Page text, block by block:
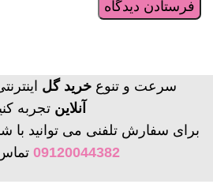
سرعت و تنوع خرید گل
آنلاین تجربه
برای سفارش تلفنی می توانید با
09120044382